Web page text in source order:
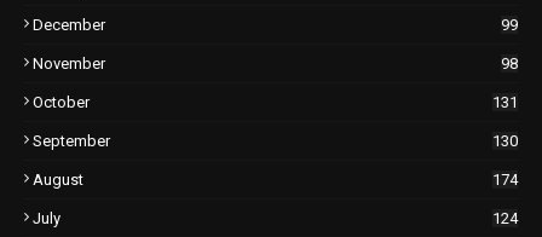
December 99
November 98
October 131
September 130
August 174
July 124